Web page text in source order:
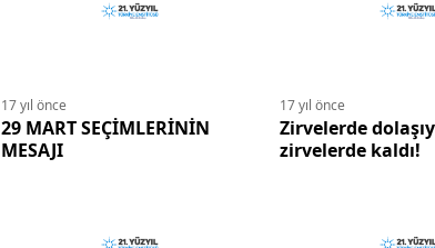
17 yıl önce
29 MART SEÇİMLERİNİN
MESAJI
17 yıl önce
Zirvelerde
zirvelerde kaldı!